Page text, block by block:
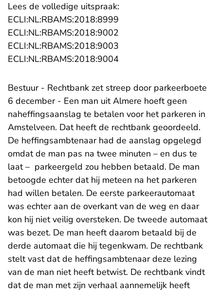
Lees de volledige uitspraak:
ECLI:NL:RBAMS:2018:8999
ECLI:NL:RBAMS:2018:9002
ECLI:NL:RBAMS:2018:9003
ECLI:NL:RBAMS:2018:9004- U verlaat
Bestuur - Rechtbank zet streep door parkeerboete
6 december - Een man uit Almere hoeft geen
naheffingsaanslag te betalen voor het parkeren in
Amstelveen. Dat heeft de rechtbank geoordeeld.
De heffingsambtenaar had de aanslag opgelegd
omdat de man pas na twee minuten – en dus te
laat – parkeergeld zou hebben betaald. De man
betoogde echter dat hij meteen na het parkeren
had willen betalen. De eerste parkeerautomaat
was echter aan de overkant van de weg en daar
kon hij niet veilig oversteken. De tweede automaat
was bezet. De man heeft daarom betaald bij de
derde automaat die hij tegenkwam. De rechtbank
stelt vast dat de heffingsambtenaar deze lezing
van de man niet heeft betwist. De rechtbank vindt
dat de man met zijn verhaal aannemelijk heeft